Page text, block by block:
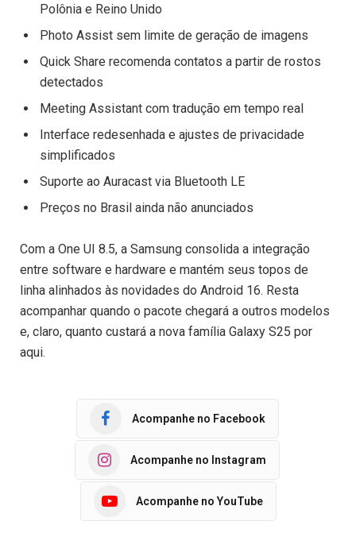
Polônia e Reino Unido
Photo Assist sem limite de geração de imagens
Quick Share recomenda contatos a partir de rostos
detectados
Meeting Assistant com tradução em tempo real
Interface redesenhada e ajustes de privacidade
simplificados
Suporte ao Auracast via Bluetooth LE
Preços no Brasil ainda não anunciados
Com a One UI 8.5, a Samsung consolida a integração
entre software e hardware e mantém seus topos de
linha alinhados às novidades do Android 16. Resta
acompanhar quando o pacote chegará a outros modelos
e, claro, quanto custará a nova família Galaxy S25 por
aqui.
Acompanhe no Facebook
Acompanhe no Instagram
Acompanhe no YouTube